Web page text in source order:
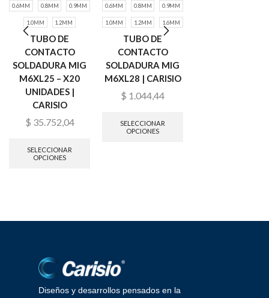
0.6MM 0.8MM 0.9MM
1.0MM 1.2MM
TUBO DE
CONTACTO
SOLDADURA MIG
M6XL25 – X20
UNIDADES |
CARISIO
$ 35.752,04
SELECCIONAR
OPCIONES
0.6MM 0.8MM 0.9MM
1.0MM 1.2MM 1.6MM
TUBO DE
CONTACTO
SOLDADURA MIG
M6XL28 | CARISIO
$ 1.044,44
SELECCIONAR
OPCIONES
Diseños y desarrollos pensados en la